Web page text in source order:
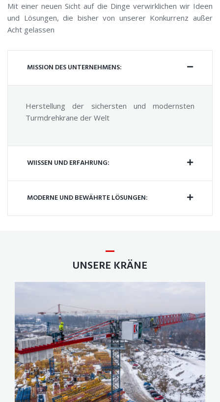
Mit einer neuen Sicht auf die Dinge verwirklichen wir Ideen
und Lösungen, die bisher von unserer Konkurrenz außer
Acht gelassen
MISSION DES UNTERNEHMENS:
Herstellung der sichersten und modernsten
Turmdrehkrane der Welt
WIISSEN UND ERFAHRUNG:
MODERNE UND BEWÄHRTE LÖSUNGEN:
UNSERE KRÄNE